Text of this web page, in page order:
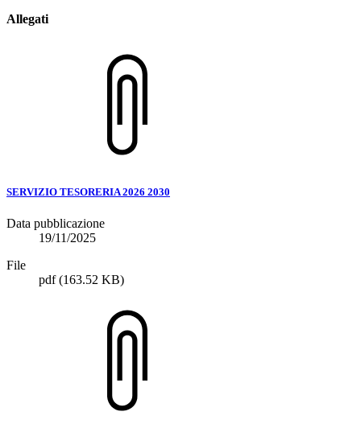
Allegati
SERVIZIO TESORERIA 2026 2030
Data pubblicazione
19/11/2025
File
pdf(163.52 KB)